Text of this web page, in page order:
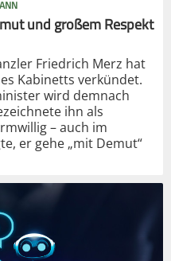
und großem Respekt
Friedrich Merz hat
Kabinetts verkündet.
wird demnach
ihn als
– auch im
er gehe „mit Demut“